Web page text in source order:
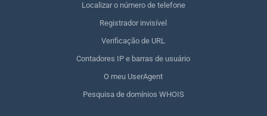
Localizar o número de telefone
Registrador invisível
Verificação de URL
Contadores IP e barras de usuário
O meu UserAgent
Pesquisa de domínios WHOIS